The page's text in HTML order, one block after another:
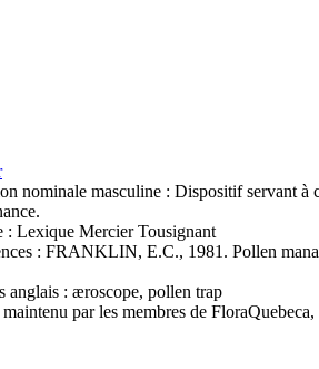
nominale masculine : Dispositif servant à
: Lexique Mercier Tousignant
: FRANKLIN, E.C., 1981. Pollen
anglais : æroscope, pollen trap
par les membres de